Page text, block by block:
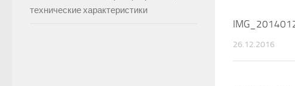
26.12.2016
технические характеристики